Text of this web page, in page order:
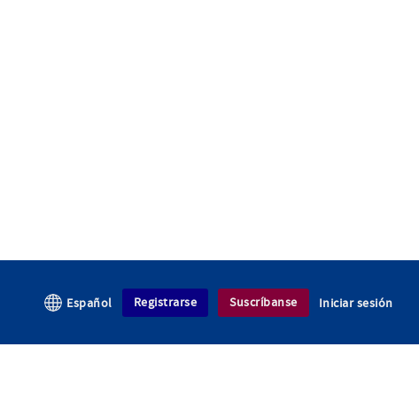
Español Registrarse Suscríbanse Iniciar sesión